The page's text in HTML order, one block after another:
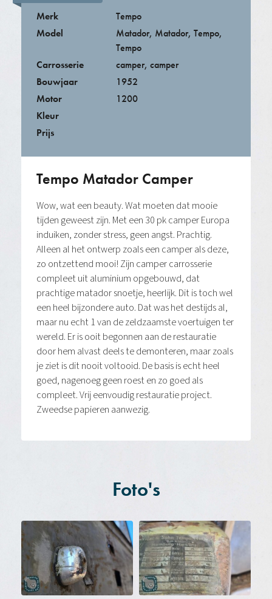
Merk
Tempo
Model
Matador, Matador,Tempo,
Tempo
Carrosserie
camper,camper
Bouwjaar
1952
Motor
1200
Kleur
Prijs
Tempo Matador Camper
Wow, wat een beauty. Wat moeten dat mooie
tijden geweest zijn. Met een 30 pk camper Europa
induiken, zonder stress, geen angst. Prachtig.
Alleen al het ontwerp zoals een camper als deze,
zo ontzettend mooi! Zijn camper carrosserie
compleet uit aluminium opgebouwd, dat
prachtige matador snoetje, heerlijk. Dit is toch wel
een heel bijzondere auto. Dat was het destijds al,
maar nu echt 1 van de zeldzaamste voertuigen ter
wereld. Er is ooit begonnen aan de restauratie
door hem alvast deels te demonteren, maar zoals
je ziet is dit nooit voltooid. De basis is echt heel
goed, nagenoeg geen roest en zo goed als
compleet. Vrij eenvoudig restauratie project.
Zweedse papieren aanwezig.
Foto's